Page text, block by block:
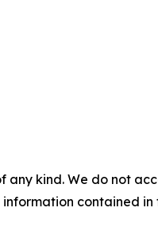
any kind. We do not
contained